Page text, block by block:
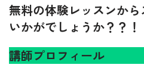
無料の体験レッスンか
いかがでしょうか？？！
講師プロフィール